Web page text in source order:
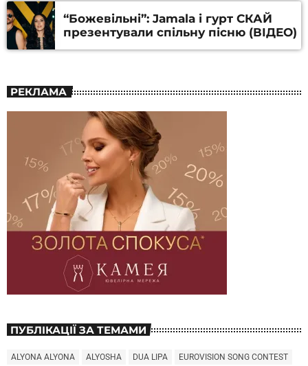
“Божевільні”: Jamala і гурт СКАЙ
презентували спільну пісню (ВІДЕО)
РЕКЛАМА
ПУБЛІКАЦІЇ ЗА ТЕМАМИ
ALYONA ALYONA ALYOSHA DUA LIPA
EUROVISION SONG CONTEST